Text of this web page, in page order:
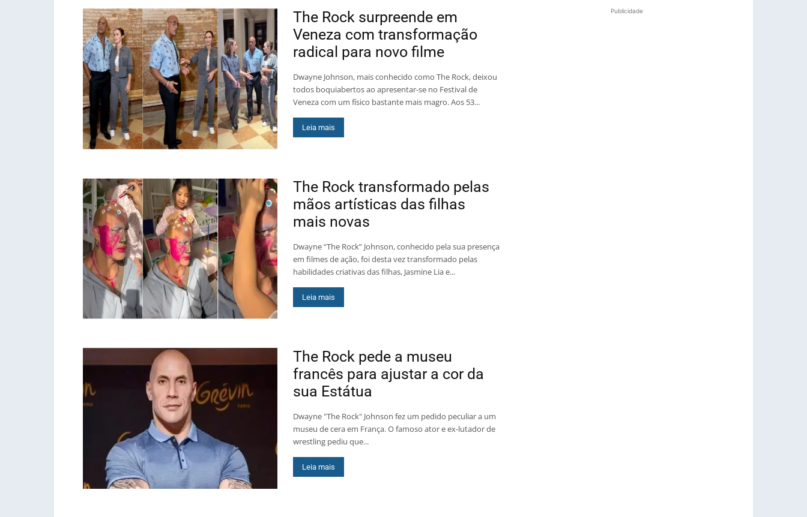
The Rock surpreende em
Veneza com transformação
radical para novo filme
Dwayne Johnson, mais conhecido como The Rock, deixou
todos boquiabertos ao apresentar-se no Festival de
Veneza com um físico bastante mais magro. Aos 53...
Leia mais
The Rock transformado pelas
mãos artísticas das filhas
mais novas
Dwayne “The Rock” Johnson, conhecido pela sua presença
em filmes de ação, foi desta vez transformado pelas
habilidades criativas das filhas, Jasmine Lia e...
Leia mais
The Rock pede a museu
francês para ajustar a cor da
sua Estátua
Dwayne "The Rock" Johnson fez um pedido peculiar a um
museu de cera em França. O famoso ator e ex-lutador de
wrestling pediu que...
Leia mais
Publicidade